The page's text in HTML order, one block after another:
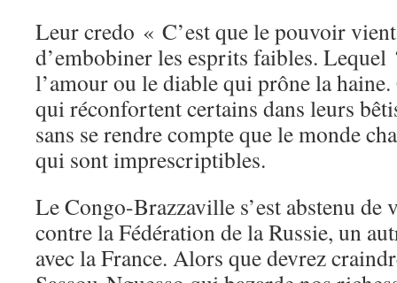
Leur credo « C’est que le pouvoir
d’embobiner les esprits faibles.
l’amour ou le diable qui prône la
qui réconfortent certains dans leurs
sans se rendre compte que le monde
qui sont imprescriptibles.
Le Congo-Brazzaville s’est abstenu de
contre la Fédération de la Russie, un
avec la France. Alors que devrez